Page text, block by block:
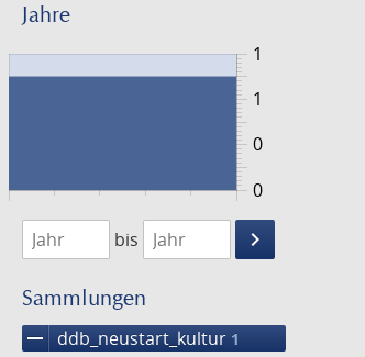
Jahre
0
1
0
1
1474
1475
bis
keyboard_arrow_right
Suche
Sammlungen
remove ddb_neustart_kultur 1